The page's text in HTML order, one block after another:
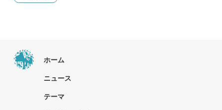
ホーム
ニュース
テーマ